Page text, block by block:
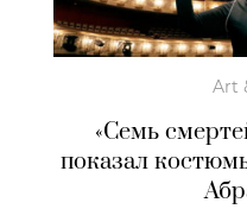
Art
«Семь
показал